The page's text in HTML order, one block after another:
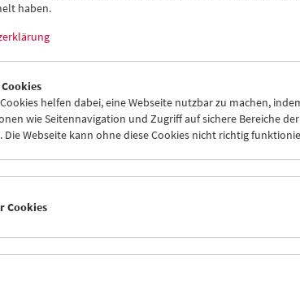
13 14
20 21
04
Mi 20.6.
haben.
helfen dabei, eine Webseite nutzbar zu machen,
wie Seitennavigation und Zugriff auf sichere Bereiche
Die Webseite kann ohne diese Cookies nicht richtig
Cookies